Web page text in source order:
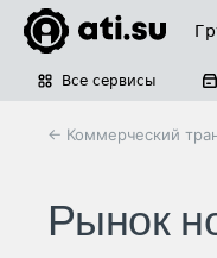
Все сервисы
← Коммерческий
Рынок